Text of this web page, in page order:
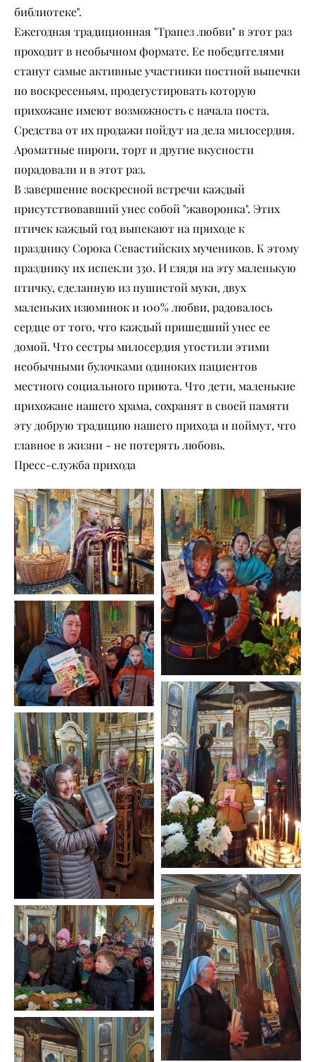
библиотеке".
Ежегодная традиционная "Трапез любви" в этот раз
проходит в необычном формате. Ее победителями
станут самые активные участники постной выпечки
по воскресеньям, продегустировать которую
прихожане имеют возможность с начала поста.
Средства от их продажи пойдут на дела милосердия.
Ароматные пироги, торт и другие вкусности
порадовали и в этот раз.
В завершение воскресной встречи каждый
присутствовавший унес собой "жаворонка". Этих
птичек каждый год выпекают на приходе к
празднику Сорока Севастийских мучеников. К этому
празднику их испекли 330. И глядя на эту маленькую
птичку, сделанную из пушистой муки, двух
маленьких изюминок и 100% любви, радовалось
сердце от того, что каждый пришедший унес ее
домой. Что сестры милосердия угостили этими
необычными булочками одиноких пациентов
местного социального приюта. Что дети, маленькие
прихожане нашего храма, сохранят в своей памяти
эту добрую традицию нашего прихода и поймут, что
главное в жизни - не потерять любовь.
Пресс-служба прихода